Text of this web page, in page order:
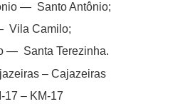
— Santo Antônio;
Vila Camilo;
— Santa Terezinha.
– Cajazeiras
17 – KM-17